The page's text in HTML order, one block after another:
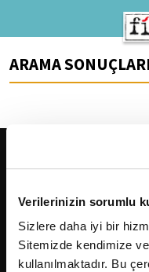
Verilerinizin sorumlu
Sizlere daha iyi bir
Sitemizde kendimize
kullanılmaktadır. Bu
ARAMA
2026Fikriyat. Tüm